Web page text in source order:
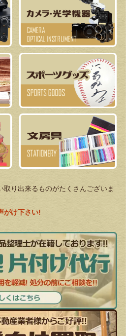
り出来るものがたくさんございま
がけ下さい!